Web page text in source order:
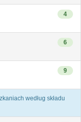
4
6
9
według składu